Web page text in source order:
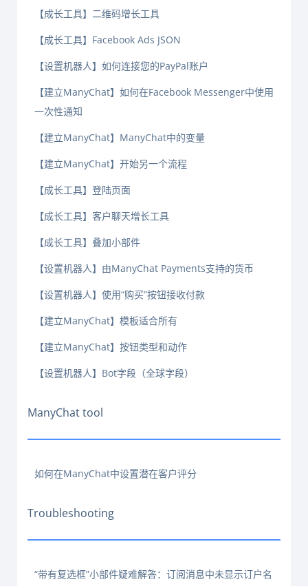
【成长工具】二维码增长工具
【成长工具】Facebook Ads JSON
【设置机器人】如何连接您的PayPal账户
【建立ManyChat】如何在Facebook Messenger中使用
一次性通知
【建立ManyChat】ManyChat中的变量
【建立ManyChat】开始另一个流程
【成长工具】登陆页面
【成长工具】客户聊天增长工具
【成长工具】叠加小部件
【设置机器人】由ManyChat Payments支持的货币
【设置机器人】使用“购买”按钮接收付款
【建立ManyChat】模板适合所有
【建立ManyChat】按钮类型和动作
【设置机器人】Bot字段（全球字段）
ManyChat tool
如何在ManyChat中设置潜在客户评分
Troubleshooting
“带有复选框”小部件疑难解答：订阅消息中未显示订户名